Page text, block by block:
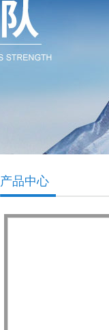
产品中心